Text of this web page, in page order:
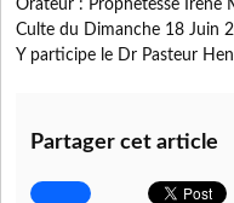
Orateur : Prophetesse Irène
Culte du Dimanche 18 Juin
Y participe le Dr Pasteur
Partager cet article